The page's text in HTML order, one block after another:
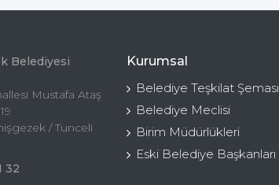
Belediyesi
Mustafa Ataş
/ Tunceli
32
Kurumsal
Belediye Teşkilat Şeması
Belediye Meclisi
Birim Müdürlükleri
Eski Belediye Başkanları